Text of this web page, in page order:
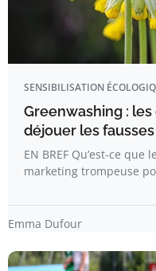
SENSIBILISATION
Greenwashing :
déjouer les
EN BREF Qu’est-ce
marketing trompeuse
Emma Dufour